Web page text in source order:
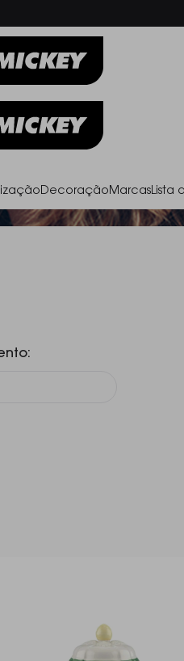
DecoraçãoMarcasLista